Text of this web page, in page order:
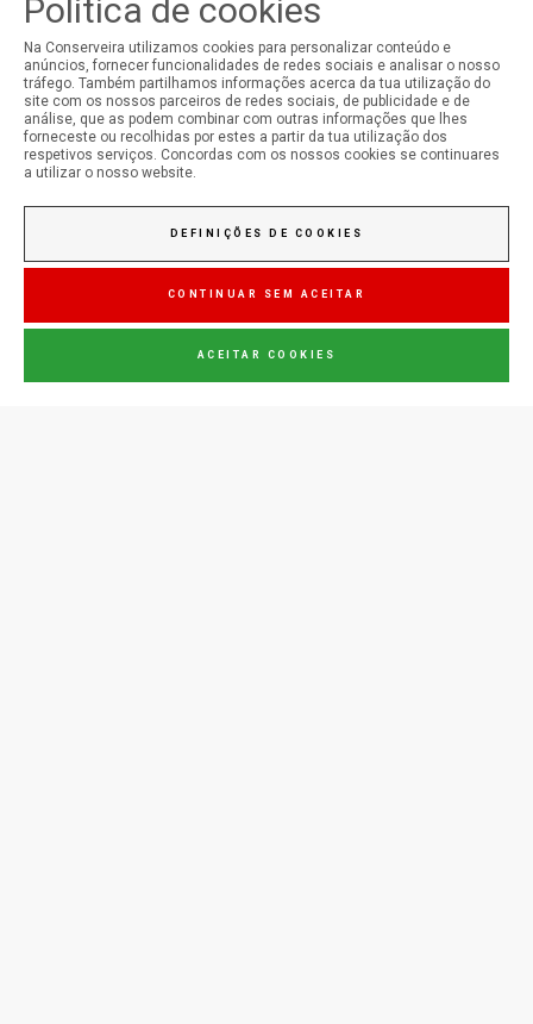
SIGA-NOS NAS REDES SOCIAIS
Conserveira do Sul
Política de cookies
Na Conserveira utilizamos cookies para personalizar conteúdo e
anúncios, fornecer funcionalidades de redes sociais e analisar o nosso
tráfego. Também partilhamos informações acerca da tua utilização do
site com os nossos parceiros de redes sociais, de publicidade e de
análise, que as podem combinar com outras informações que lhes
forneceste ou recolhidas por estes a partir da tua utilização dos
respetivos serviços. Concordas com os nossos cookies se continuares
a utilizar o nosso website.
DEFINIÇÕES DE COOKIES
CONTINUAR SEM ACEITAR
ACEITAR COOKIES